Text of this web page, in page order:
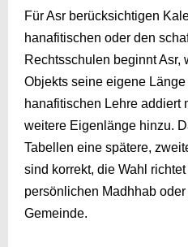
Für Asr berücksichtigen
hanafitischen oder den
Rechtsschulen beginnt Asr,
Objekts seine eigene
hanafitischen Lehre addiert
weitere Eigenlänge hinzu.
Tabellen eine spätere,
sind korrekt, die Wahl
persönlichen Madhhab
Gemeinde.